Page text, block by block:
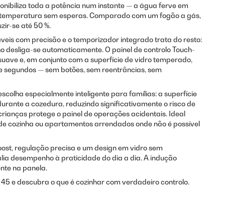
toda a potência num instante — a água ferve em
sem esperas. Comparado com um fogão a gás,
se até 50 %.
com precisão e o temporizador integrado trata do resto:
desliga-se automaticamente. O painel de controlo Touch-
e, em conjunto com a superfície de vidro temperado,
— sem botões, sem reentrâncias, sem
especialmente inteligente para famílias: a superfície
a cozedura, reduzindo significativamente o risco de
protege o painel de operações acidentais. Ideal
cozinha ou apartamentos arrendados onde não é possível
regulação precisa e um design em vidro sem
desempenho à praticidade do dia a dia. A indução
na panela.
e descubra o que é cozinhar com verdadeiro controlo.